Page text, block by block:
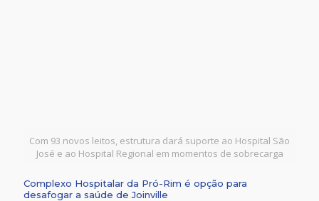
Com 93 novos leitos, estrutura dará suporte ao Hospital São
José e ao Hospital Regional em momentos de sobrecarga
Complexo Hospitalar da Pró-Rim é opção para
desafogar a saúde de Joinville